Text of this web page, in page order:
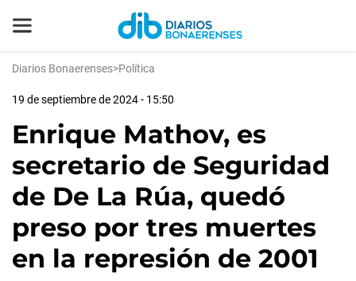
Diarios Bonaerenses>Política
19 de septiembre de 2024 - 15:50
Enrique Mathov, es
secretario de Seguridad
de De La Rúa, quedó
preso por tres muertes
en la represión de 2001